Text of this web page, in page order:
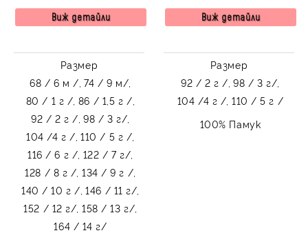
Виж детайли
Размер
68 / 6 м /, 74 / 9 м/,
80 / 1 г /, 86 / 1,5 г /,
92 / 2 г /, 98 / 3 г/,
104 /4 г /, 110 / 5 г /,
116 / 6 г /, 122 / 7 г/,
128 / 8 г /, 134 / 9 г /,
140 / 10 г /, 146 / 11 г/,
152 / 12 г/, 158 / 13 г/,
164 / 14 г/
Виж детайли
Размер
92 / 2 г /, 98 / 3 г/,
104 /4 г /, 110 / 5 г /
100% Памук